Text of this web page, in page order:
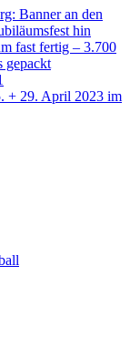
Banner an den
hin
fast fertig – 3.700
gepackt
+ 29. April 2023 im